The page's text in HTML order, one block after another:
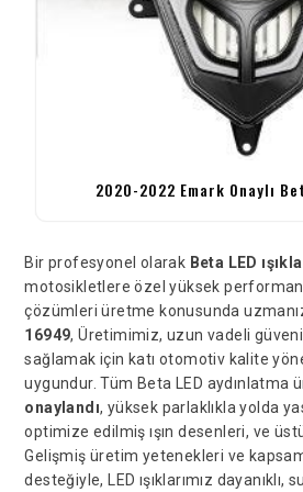
2020-2022 Emark Onaylı
Bir profesyonel olarak Beta LED
motosikletlere özel yüksek
çözümleri üretme konusunda
16949, Üretimimiz, uzun vadeli
sağlamak için katı otomotiv kalite
uygundur. Tüm Beta LED aydınlatma
onaylandı, yüksek parlaklıkla yolda
optimize edilmiş ışın desenleri, ve
Gelişmiş üretim yetenekleri ve
desteğiyle, LED ışıklarımız dayanıklı,